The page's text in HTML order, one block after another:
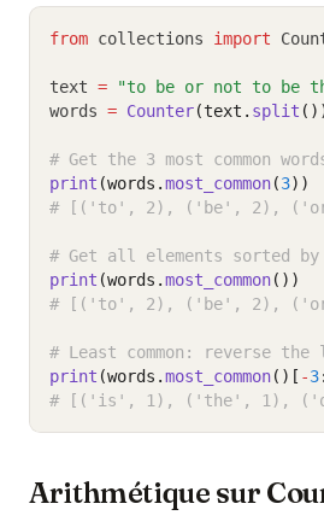
from collections import
text =
"to be or not to be
words = Counter(text. split
# Get the 3 most common
print (words.most_common(3))
# [('to', 2), ('be', 2),
# Get all elements sorted by
print (words.most_common())
# [('to', 2), ('be', 2),
# Least common: reverse
print (words.most_common()[ -3
# [('is', 1), ('the', 1),
Arithmétique sur